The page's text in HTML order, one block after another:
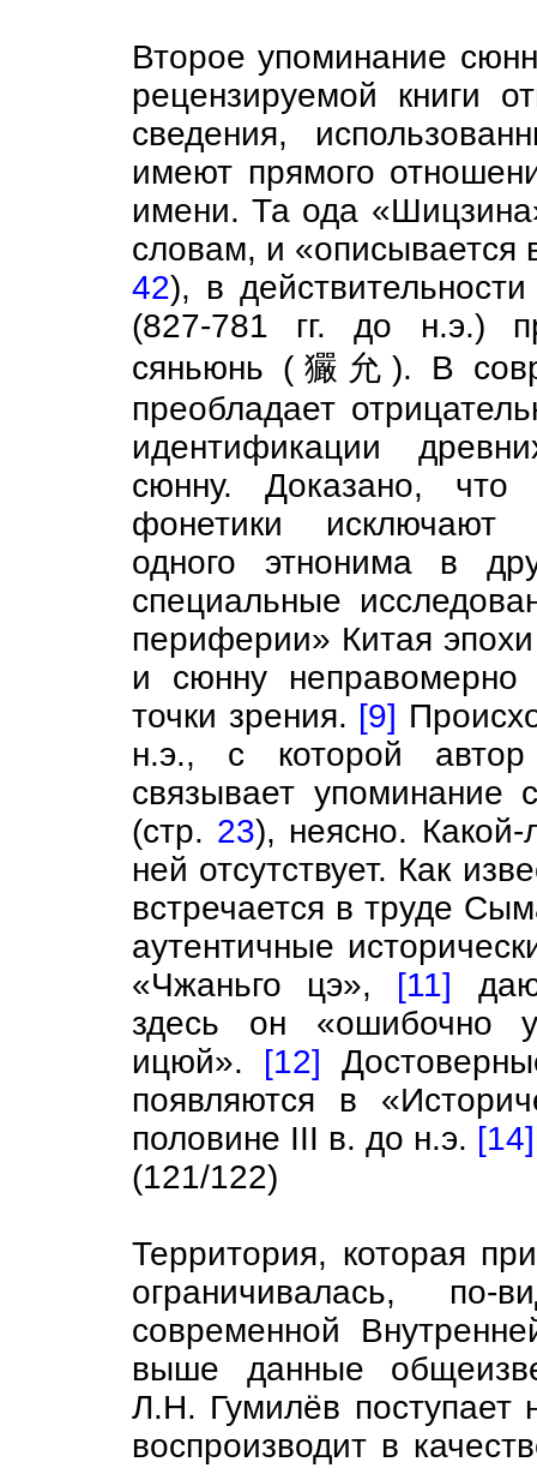
Второе упоминание
рецензируемой книги
сведения,
имеют прямого
имени. Та ода
словам, и «описывается
42), в
(827-781 гг. до н.э.)
сяньюнь (玁允). В
преобладает
идентификации
сюнну. Доказано, что
фонетики исключают
одного этнонима в
специальные
периферии» Китая
и сюнну неправомерно
точки зрения. [9]
н.э., с которой автор
связывает упоминание
(стр. 23), неясно. Какой-
ней отсутствует. Как
встречается в труде
аутентичные
«Чжаньго цэ», [11]
здесь он «ошибочно
ицюй». [12]
появляются в
половине III в. до н.э. [14]
(121/122)
Территория, которая
ограничивалась, по-
современной
выше данные
Л.Н. Гумилёв поступает
воспроизводит в